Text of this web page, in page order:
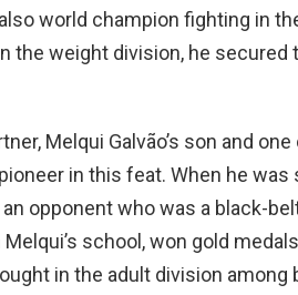
world champion fighting in
the weight division, he secured
Melqui Galvão’s son and
in this feat. When he was
opponent who was a black-
school, won gold
in the adult division among